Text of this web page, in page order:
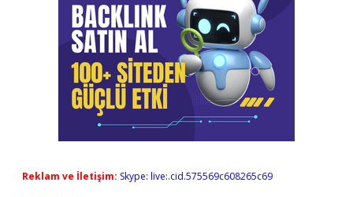
Reklam ve İletişim: Skype: live:.cid.575569c608265c69